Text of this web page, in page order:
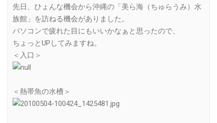
先日、ひょんな機会から沖縄の「美ら海（ちゅらうみ）水
族館」を訪ねる機会がありました。
パソコンで疲れた目にもいいかなぁと思ったので、
ちょっとUPしてみますね。
＜入口＞
＜熱帯魚の水槽＞